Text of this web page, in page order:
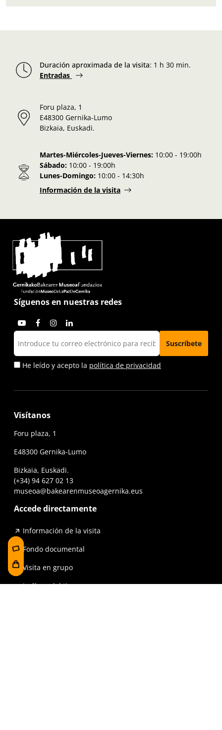
Duración aproximada de la visita: 1 h 30 min.
Entradas
Foru plaza, 1
E48300 Gernika-Lumo
Bizkaia, Euskadi.
Martes-Miércoles-Jueves-Viernes: 10:00 - 19:00h
Sábado: 10:00 - 19:00h
Lunes-Domingo: 10:00 - 14:30h
Información de la visita
Síguenos en nuestras redes
He leído y acepto la política de privacidad
Visítanos
Foru plaza, 1
E48300 Gernika-Lumo
Bizkaia, Euskadi.
(+34) 94 627 02 13
museoa@bakearenmuseoagernika.eus
Accede directamente
Información de la visita
Fondo documental
Visita en grupo
La línea del tiempo